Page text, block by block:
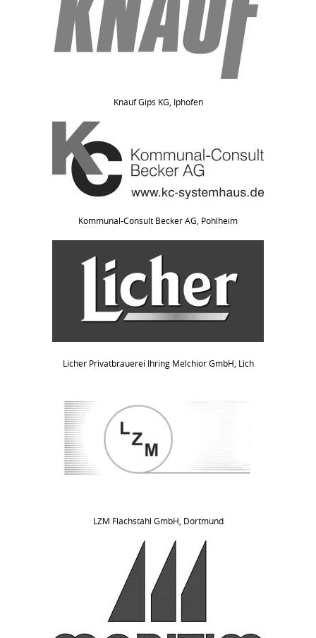
Knauf Gips KG, Iphofen
Kommunal-Consult Becker AG, Pohlheim
Licher Privatbrauerei Ihring Melchior GmbH, Lich
LZM Flachstahl GmbH, Dortmund